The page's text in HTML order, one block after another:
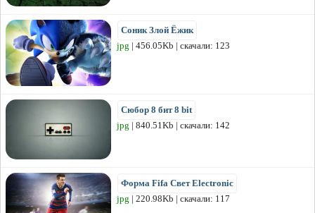
Соник Злой Ёжик
jpg | 456.05Kb | скачали: 123
Сюбор 8 бит 8 bit
jpg | 840.51Kb | скачали: 142
Форма Fifa Свет Electronic
jpg | 220.98Kb | скачали: 117